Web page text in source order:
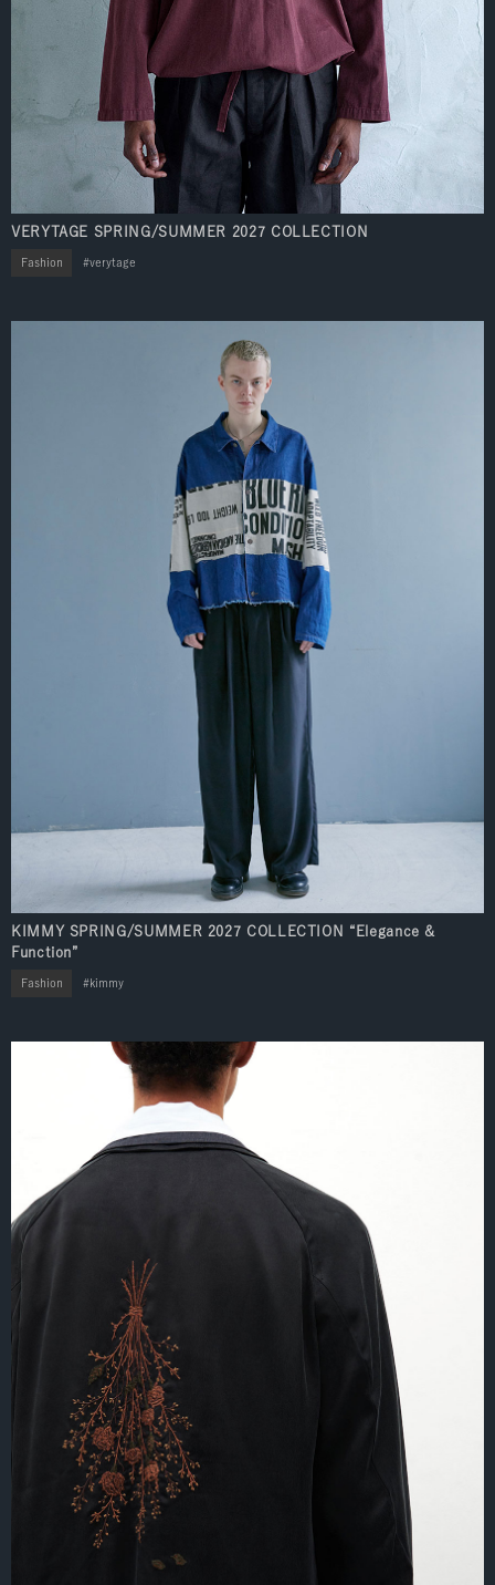
VERYTAGE SPRING/SUMMER 2027 COLLECTION
Fashion verytage
KIMMY SPRING/SUMMER 2027 COLLECTION “Elegance &
Function”
Fashion kimmy